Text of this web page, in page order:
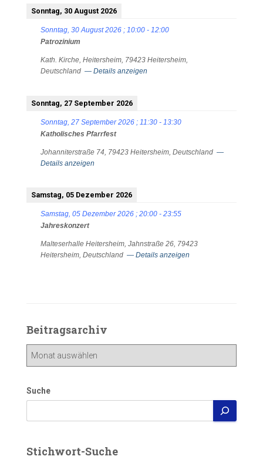
Sonntag, 30 August 2026
Sonntag, 30 August 2026 ; 10:00 - 12:00
Patrozinium
Kath. Kirche, Heitersheim, 79423 Heitersheim,
Deutschland — Details anzeigen
Sonntag, 27 September 2026
Sonntag, 27 September 2026 ; 11:30 - 13:30
Katholisches Pfarrfest
Johanniterstraße 74, 79423 Heitersheim, Deutschland —
Details anzeigen
Samstag, 05 Dezember 2026
Samstag, 05 Dezember 2026 ; 20:00 - 23:55
Jahreskonzert
Malteserhalle Heitersheim, Jahnstraße 26, 79423
Heitersheim, Deutschland — Details anzeigen
Beitragsarchiv
Beitragsarchiv
Suche
Stichwort-Suche